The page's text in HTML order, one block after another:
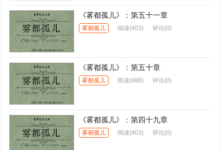
《雾都孤儿》：第五十一章
雾都孤儿 阅读(403) 评论(0)
《雾都孤儿》：第五十章
雾都孤儿 阅读(488) 评论(0)
《雾都孤儿》：第四十九章
雾都孤儿 阅读(403) 评论(0)